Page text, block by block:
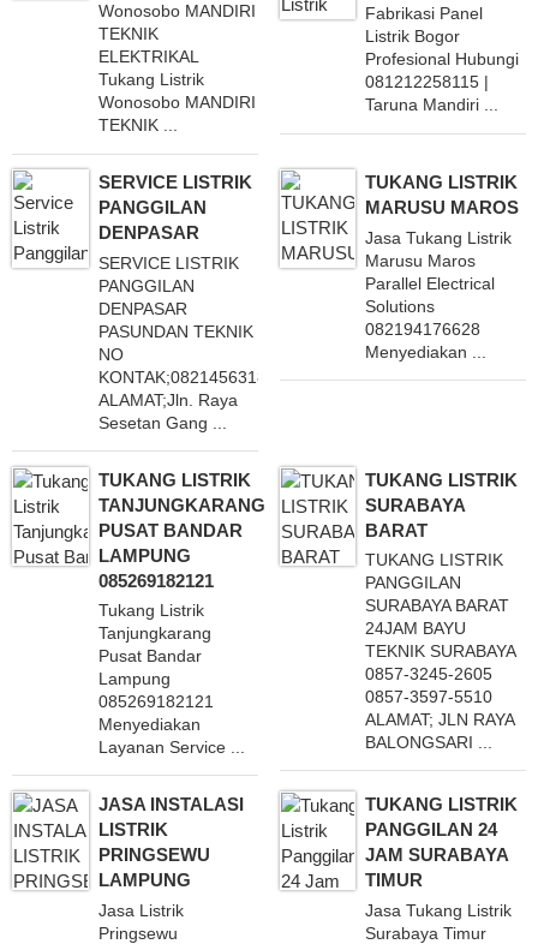
Wonosobo MANDIRI
TEKNIK
ELEKTRIKAL
Tukang Listrik
Wonosobo MANDIRI
TEKNIK ...
Fabrikasi Panel
Listrik Bogor
Profesional Hubungi
081212258115 |
Taruna Mandiri ...
SERVICE LISTRIK
PANGGILAN
DENPASAR
SERVICE LISTRIK
PANGGILAN
DENPASAR
PASUNDAN TEKNIK
NO
KONTAK;082145631817
ALAMAT;Jln. Raya
Sesetan Gang ...
TUKANG LISTRIK
MARUSU MAROS
Jasa Tukang Listrik
Marusu Maros
Parallel Electrical
Solutions
082194176628
Menyediakan ...
TUKANG LISTRIK
TANJUNGKARANG
PUSAT BANDAR
LAMPUNG
085269182121
Tukang Listrik
Tanjungkarang
Pusat Bandar
Lampung
085269182121
Menyediakan
Layanan Service ...
TUKANG LISTRIK
SURABAYA
BARAT
TUKANG LISTRIK
PANGGILAN
SURABAYA BARAT
24JAM BAYU
TEKNIK SURABAYA
0857-3245-2605
0857-3597-5510
ALAMAT; JLN RAYA
BALONGSARI ...
JASA INSTALASI
LISTRIK
PRINGSEWU
LAMPUNG
Jasa Listrik
Pringsewu
TUKANG LISTRIK
PANGGILAN 24
JAM SURABAYA
TIMUR
Jasa Tukang Listrik
Surabaya Timur